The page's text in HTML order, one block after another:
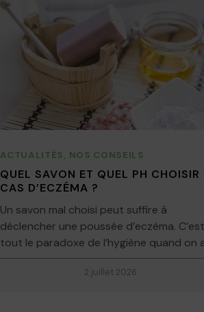
ACTUALITÉS, NOS CONSEILS
QUEL SAVON ET QUEL PH CHOISIR
CAS D’ECZÉMA ?
Un savon mal choisi peut suffire à
déclencher une poussée d’eczéma. C’est
tout le paradoxe de l’hygiène quand on
2 juillet 2026